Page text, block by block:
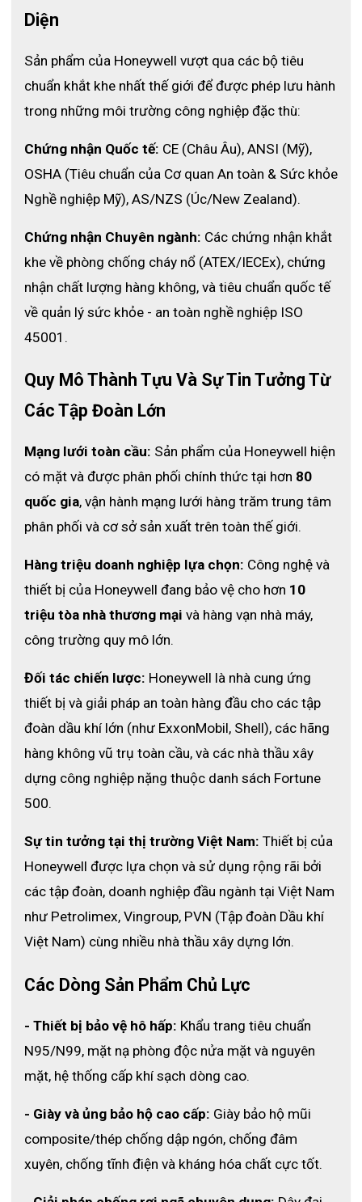
Diện
Sản phẩm của Honeywell vượt qua các bộ tiêu
chuẩn khắt khe nhất thế giới để được phép lưu hành
trong những môi trường công nghiệp đặc thù:
Chứng nhận Quốc tế: CE (Châu Âu), ANSI (Mỹ),
OSHA (Tiêu chuẩn của Cơ quan An toàn & Sức khỏe
Nghề nghiệp Mỹ), AS/NZS (Úc/New Zealand).
Chứng nhận Chuyên ngành: Các chứng nhận khắt
khe về phòng chống cháy nổ (ATEX/IECEx), chứng
nhận chất lượng hàng không, và tiêu chuẩn quốc tế
về quản lý sức khỏe - an toàn nghề nghiệp ISO
45001.
Quy Mô Thành Tựu Và Sự Tin Tưởng Từ
Các Tập Đoàn Lớn
Mạng lưới toàn cầu: Sản phẩm của Honeywell hiện
có mặt và được phân phối chính thức tại hơn 80
quốc gia, vận hành mạng lưới hàng trăm trung tâm
phân phối và cơ sở sản xuất trên toàn thế giới.
Hàng triệu doanh nghiệp lựa chọn: Công nghệ và
thiết bị của Honeywell đang bảo vệ cho hơn 10
triệu tòa nhà thương mại và hàng vạn nhà máy,
công trường quy mô lớn.
Đối tác chiến lược: Honeywell là nhà cung ứng
thiết bị và giải pháp an toàn hàng đầu cho các tập
đoàn dầu khí lớn (như ExxonMobil, Shell), các hãng
hàng không vũ trụ toàn cầu, và các nhà thầu xây
dựng công nghiệp nặng thuộc danh sách Fortune
500.
Sự tin tưởng tại thị trường Việt Nam: Thiết bị của
Honeywell được lựa chọn và sử dụng rộng rãi bởi
các tập đoàn, doanh nghiệp đầu ngành tại Việt Nam
như Petrolimex, Vingroup, PVN (Tập đoàn Dầu khí
Việt Nam) cùng nhiều nhà thầu xây dựng lớn.
Các Dòng Sản Phẩm Chủ Lực
- Thiết bị bảo vệ hô hấp: Khẩu trang tiêu chuẩn
N95/N99, mặt nạ phòng độc nửa mặt và nguyên
mặt, hệ thống cấp khí sạch dòng cao.
- Giày và ủng bảo hộ cao cấp: Giày bảo hộ mũi
composite/thép chống dập ngón, chống đâm
xuyên, chống tĩnh điện và kháng hóa chất cực tốt.